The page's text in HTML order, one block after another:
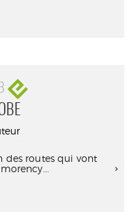
des routes qui vont